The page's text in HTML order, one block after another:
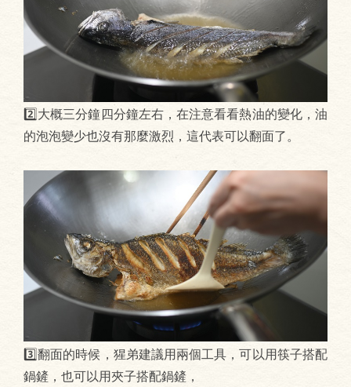
2️⃣大概三分鐘四分鐘左右，在注意看看熱油的變化，油
的泡泡變少也沒有那麼激烈，這代表可以翻面了。
3️⃣翻面的時候，猩弟建議用兩個工具，可以用筷子搭配
鍋鏟，也可以用夾子搭配鍋鏟，